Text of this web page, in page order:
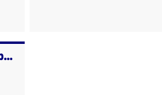
Reto 2 – Fase 2: Componer el Kit de Campo